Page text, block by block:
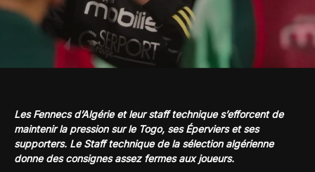
Les Fennecs d’Algérie et leur staff technique s’efforcent de
maintenir la pression sur le Togo, ses Éperviers et ses
supporters. Le Staff technique de la sélection algérienne
donne des consignes assez fermes aux joueurs.